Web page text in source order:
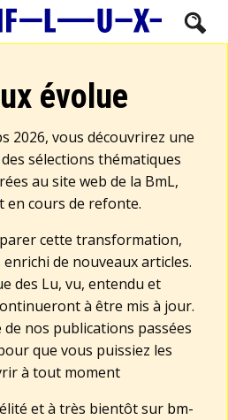
évolue
2026, vous découvrirez une
sélections thématiques
au site web de la BmL,
en cours de refonte.
cette transformation,
enrichi de nouveaux articles.
des Lu, vu, entendu et
à être mis à jour.
de nos publications passées
que vous puissiez les
à tout moment
et à très bientôt sur bm-